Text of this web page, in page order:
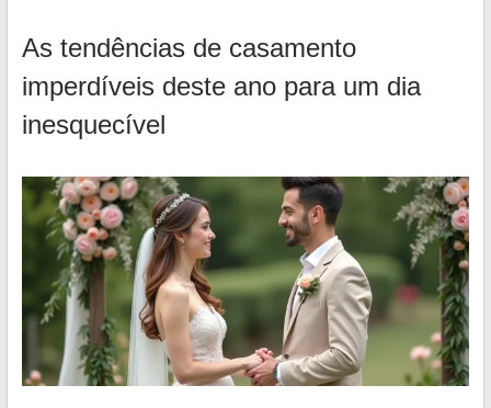
As tendências de casamento
imperdíveis deste ano para um dia
inesquecível